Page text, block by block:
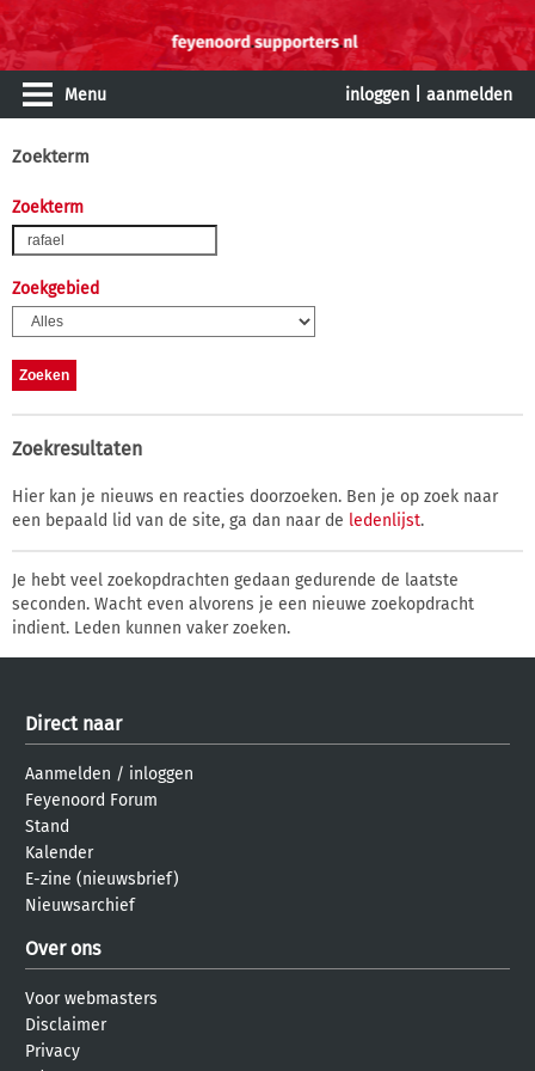
Menu inloggen aanmelden
Zoekterm
Zoekterm
Zoekgebied
Zoekresultaten
Hier kan je nieuws en reacties doorzoeken. Ben je op zoek naar
een bepaald lid van de site, ga dan naar de ledenlijst.
Je hebt veel zoekopdrachten gedaan gedurende de laatste
seconden. Wacht even alvorens je een nieuwe zoekopdracht
indient. Leden kunnen vaker zoeken.
Direct naar
Aanmelden / inloggen
Feyenoord Forum
Stand
Kalender
E-zine (nieuwsbrief)
Nieuwsarchief
Over ons
Voor webmasters
Disclaimer
Privacy